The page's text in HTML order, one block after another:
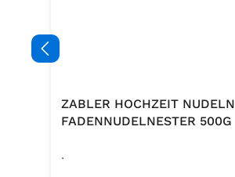
ZABLER HOCHZEIT NUDELN
FADENNUDELNESTER 500G
.